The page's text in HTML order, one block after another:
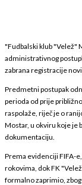
"Fudbalski klub "Velež"
administrativnog
zabrana registracije
Predmetni postupak
perioda od prije
raspolaže, riječ je o
Mostar, u okviru koje je
dokumentaciju.
Prema evidenciji FIFA-
rokovima, dok FK
formalno zaprimio,